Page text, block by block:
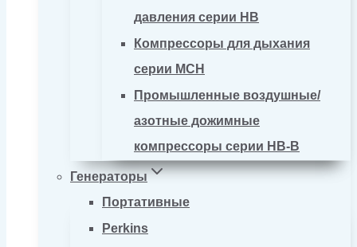
давления серии HB
Компрессоры для дыхания
серии MCH
Промышленные воздушные/
азотные дожимные
компрессоры серии HB-B
Генераторы
Портативные
Perkins